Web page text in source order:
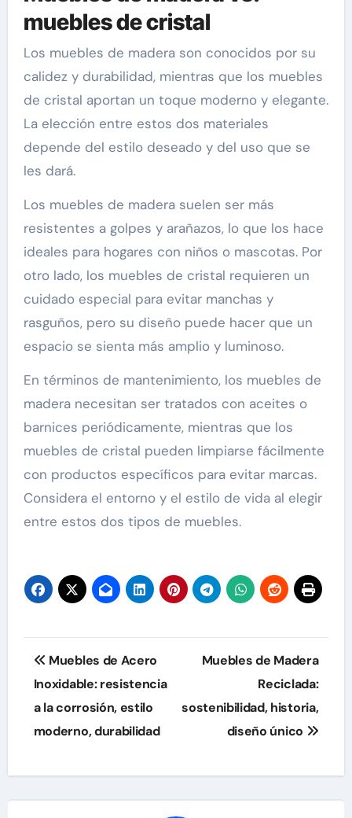
muebles de cristal
Los muebles de madera son conocidos por su
calidez y durabilidad, mientras que los muebles
de cristal aportan un toque moderno y elegante.
La elección entre estos dos materiales
depende del estilo deseado y del uso que se
les dará.
Los muebles de madera suelen ser más
resistentes a golpes y arañazos, lo que los hace
ideales para hogares con niños o mascotas. Por
otro lado, los muebles de cristal requieren un
cuidado especial para evitar manchas y
rasguños, pero su diseño puede hacer que un
espacio se sienta más amplio y luminoso.
En términos de mantenimiento, los muebles de
madera necesitan ser tratados con aceites o
barnices periódicamente, mientras que los
muebles de cristal pueden limpiarse fácilmente
con productos específicos para evitar marcas.
Considera el entorno y el estilo de vida al elegir
entre estos dos tipos de muebles.
Post
navigation
Muebles de Acero
Inoxidable: resistencia
a la corrosión, estilo
moderno, durabilidad
Muebles de Madera
Reciclada:
sostenibilidad, historia,
diseño único